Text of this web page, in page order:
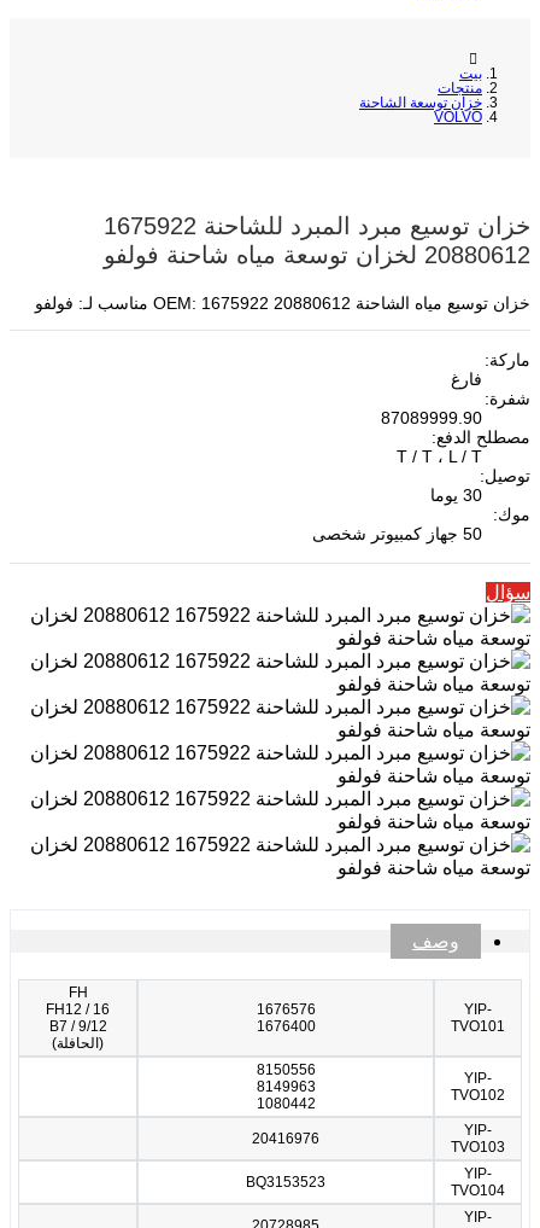
بيت
منتجات
خزان توسعة الشاحنة
VOLVO
خزان توسيع مبرد المبرد للشاحنة 1675922
20880612 لخزان توسعة مياه شاحنة فولفو
خزان توسيع مياه الشاحنة OEM: 1675922 20880612 مناسب لـ: فولفو
ماركة:
فارغ
شفرة:
87089999.90
مصطلح الدفع:
T / T ، L / T
توصيل:
30 يوما
موك:
50 جهاز كمبيوتر شخصى
سؤال
وصف
YIP-
TVO101
1676576
1676400
FH
FH12 / 16
B7 / 9/12
(الحافلة)
YIP-
TVO102
8150556
8149963
1080442
YIP-
TVO103
20416976
YIP-
TVO104
BQ3153523
YIP-